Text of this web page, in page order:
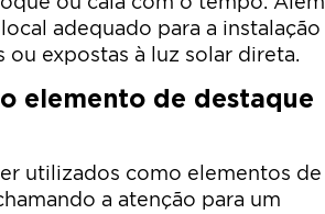
adequado para a instalação
expostas à luz solar direta.
elemento de destaque
utilizados como elementos de
a atenção para um